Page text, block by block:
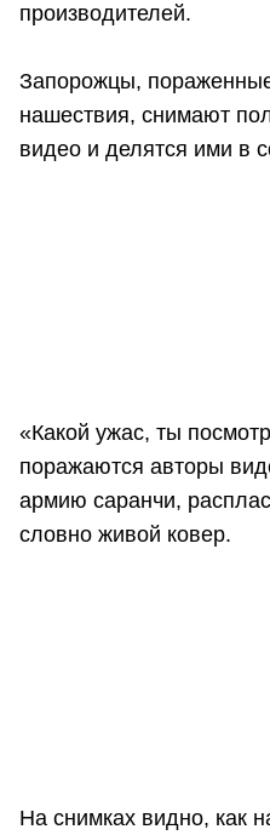
производителей.
Запорожцы,
нашествия, снимают
видео и делятся ими в
«Какой ужас, ты
поражаются авторы
армию саранчи,
словно живой ковер.
На снимках видно, как